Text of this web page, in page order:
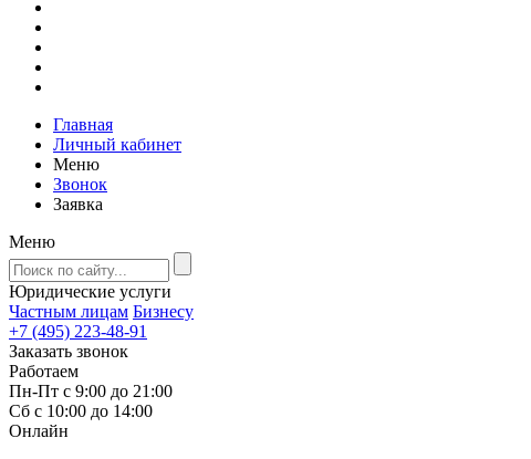
Главная
Личный кабинет
Меню
Звонок
Заявка
Меню
Юридические услуги
Частным лицам Бизнесу
+7 (495) 223-48-91
Заказать звонок
Работаем
Пн-Пт с 9:00 до 21:00
Сб с 10:00 до 14:00
Онлайн